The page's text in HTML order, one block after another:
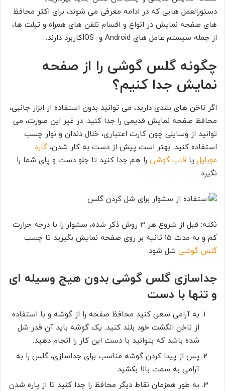
دستورالعمل هایی که در ادامه معرفی می شوند، برای اکثر محافظ
های صفحه نمایش در انواع و اقسام تلفن های همراه و تبلت ها،
از جمله سیستم عامل های Android و IOSکاربرد دارند.
چگونه گلس گوشی را از صفحه
نمایش جدا کنیم؟
اگر ناخن های بلندی دارید، می توانید بدون استفاده از ابزار جانبی،
محافظ صفحه نمایش قدیمی را جدا کنید. در غیر این صورت، می
توانید از وسایلی چون کارت اعتباری، خلال دندان و نوار چسب
استفاده کنید. بهتر است پیش از دست به کار شدن، گارد
موبایل یا قاب گوشی را هم جدا کنید تا جلو دست و پای شما را
نگیرد.
نکته: قبل از شروع هر 3 روش ذکر شده، سشوار را با درجه حرارت
کم و به مدت 15 ثانیه بر روی صفحه نمایش بگیرید تا چسب
گلس گوشی شل شود.
جداسازی گلس گوشی بدون هیچ وسیله ای
و تنها با دست
به آرامی سعی کنید محافظ صفحه را از گوشه و با استفاده
از ناخن انگشت خود بلند کنید. یک گوشه باید آن قدر شل
شده باشد که بتوانید با دست این کار را انجام دهید.
پس از پیدا کردن گوشه مناسب برای جداسازی، گلس را به
آرامی به سمت بالا بکشید.
به طور همزمان نقاط دیگر محافظ را جدا کنید تا از پاره شدن